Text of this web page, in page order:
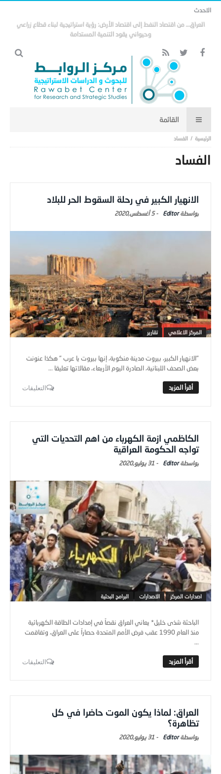
الاحدث
العراق… من اقتصاد النفط إلى اقتصاد الأرض: رؤية استراتيجية لبناء قطاع زراعي
وحيواني يقود التنمية المستدامة
الفساد
الفساد
الانهيار الكبير في رحلة السقوط الحر للبلاد
Editor
-5 أغسطس,2020
المركز الاعلامي تقارير
"الانهيار الكبير، بيروت مدينة منكوبة، إنها بيروت يا عرب " هكذا عنونت
بعض الصحف اللبنانية، الصادرة اليوم الأربعاء، مقالاتها تعليقا ...
التعليقات
الكاظمي ازمة الكهرباء من اهم التحديات التي
تواجه الحكومة العراقية
Editor
- 31 يوليو,2020
اصدارات المركز الاصدارات البرامج البحثية
الباحثة شذى خليل* يعاني العراق نقصاً في إمدادات الطاقة الكهربائية
منذ العام 1990 عقب فرض الأمم المتحدة حصاراً على العراق، وتفاقمت
...
التعليقات
العراق: لماذا يكون الموت حاضرا في كل
تظاهرة؟
Editor
- 31 يوليو,2020